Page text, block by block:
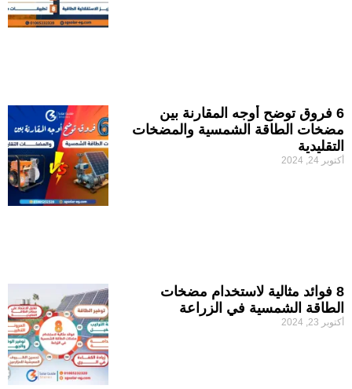
6 فروق توضح أوجه المقارنة بين
مضخات الطاقة الشمسية والمضخات
التقليدية
أكتوبر 24, 2024
8 فوائد مثالية لاستخدام مضخات
الطاقة الشمسية في الزراعة
أكتوبر 23, 2024